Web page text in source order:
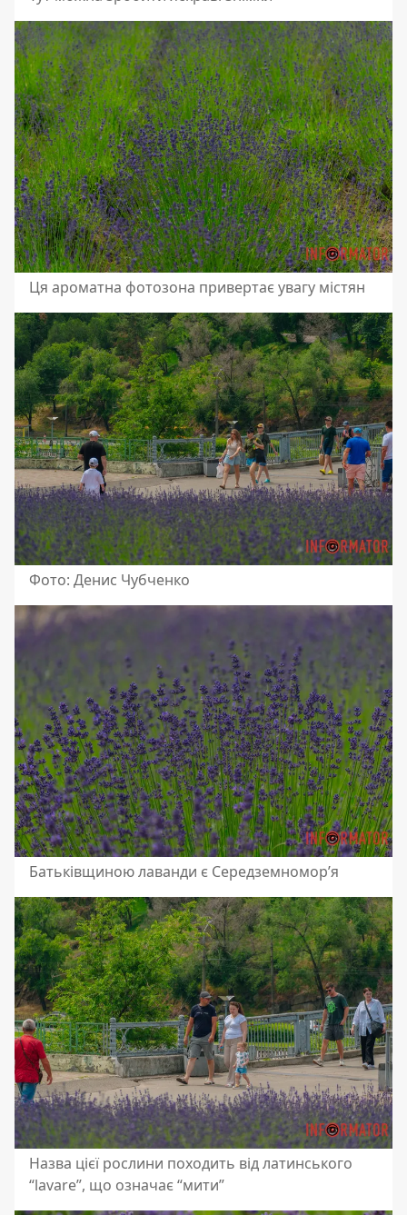
Ця ароматна фотозона привертає увагу містян
Фото: Денис Чубченко
Батьківщиною лаванди є Середземномор’я
Назва цієї рослини походить від латинського
“lavare”, що означає “мити”